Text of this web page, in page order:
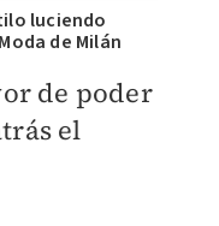
luciendo
de Milán
de poder
el